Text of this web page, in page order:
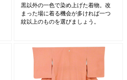
黒以外の一色で染め上げた着物。改
まった場に着る機会が多ければ一つ
紋以上のものを選びましょう。